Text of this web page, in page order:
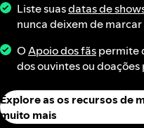
Liste suasdatas de
nunca deixem de
OApoio dos fãspermite
dos ouvintes ou
Explore as os recursos de
muito mais